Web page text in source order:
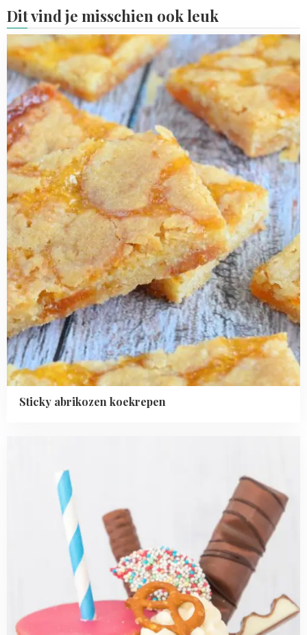
Dit vind je misschien ook leuk
Sticky abrikozen koekrepen
Read
more
about
Sticky
abrikozen
koekrepen
Chocolade
freakshake